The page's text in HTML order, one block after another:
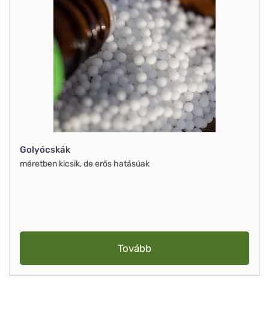
Golyócskák
méretben kicsik, de erős hatásúak
Tovább